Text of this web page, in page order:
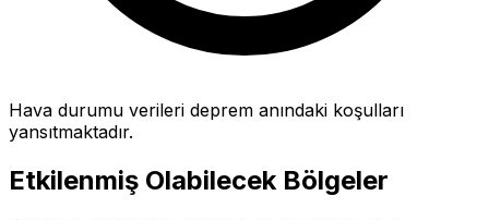
Hava durumu verileri deprem anındaki koşulları
yansıtmaktadır.
Etkilenmiş Olabilecek Bölgeler